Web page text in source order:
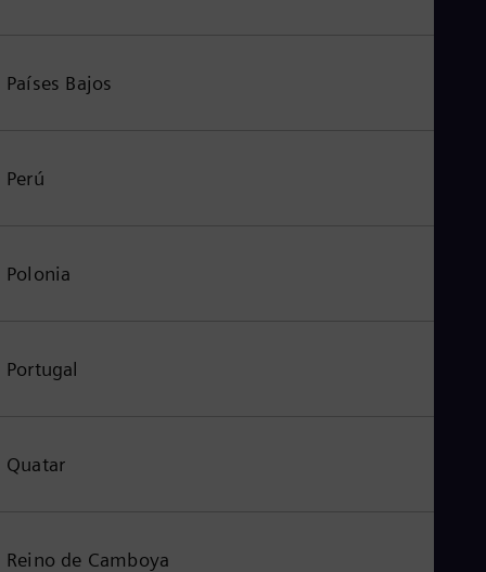
Países Bajos
Perú
Polonia
Portugal
Quatar
Reino de Camboya